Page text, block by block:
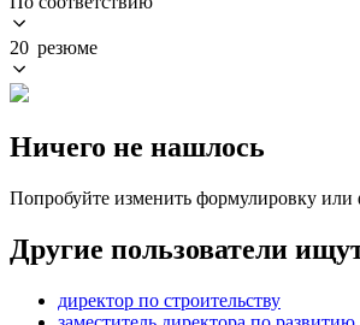
20 резюме
Ничего не нашлось
Попробуйте изменить формулировку или
Другие пользователи
директор по строительству